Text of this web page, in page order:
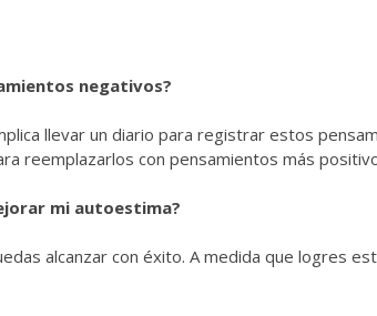
negativos?
llevar un diario para registrar estos
reemplazarlos con pensamientos más
mi autoestima?
alcanzar con éxito. A medida que logres